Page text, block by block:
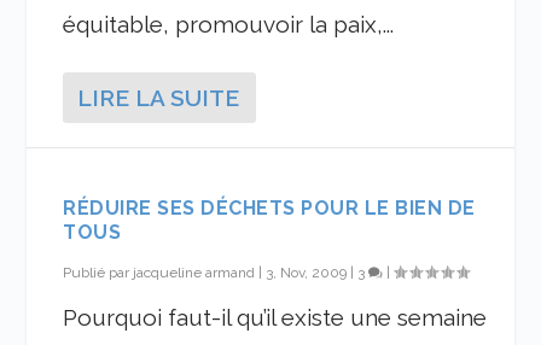
équitable, promouvoir la paix,...
LIRE LA SUITE
RÉDUIRE SES DÉCHETS POUR LE BIEN DE
TOUS
Publié par jacqueline armand 3, Nov, 2009 3 |
Pourquoi faut-il qu’il existe une semaine